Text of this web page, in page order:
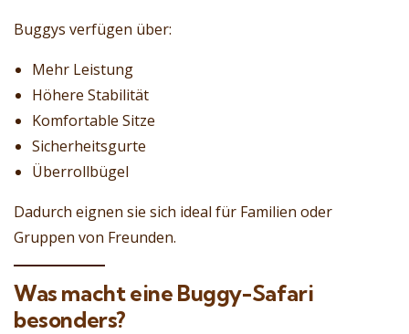
Buggys verfügen über:
Mehr Leistung
Höhere Stabilität
Komfortable Sitze
Sicherheitsgurte
Überrollbügel
Dadurch eignen sie sich ideal für Familien oder
Gruppen von Freunden.
Was macht eine Buggy-Safari
besonders?